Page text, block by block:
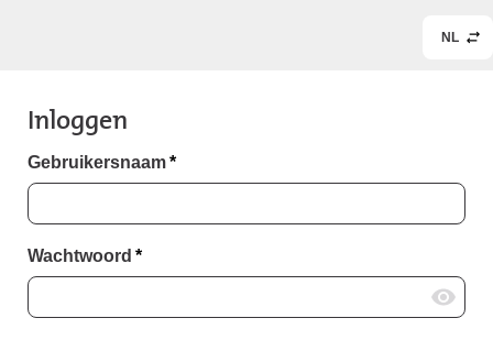
NL
Inloggen
Gebruikersnaam*
Wachtwoord *